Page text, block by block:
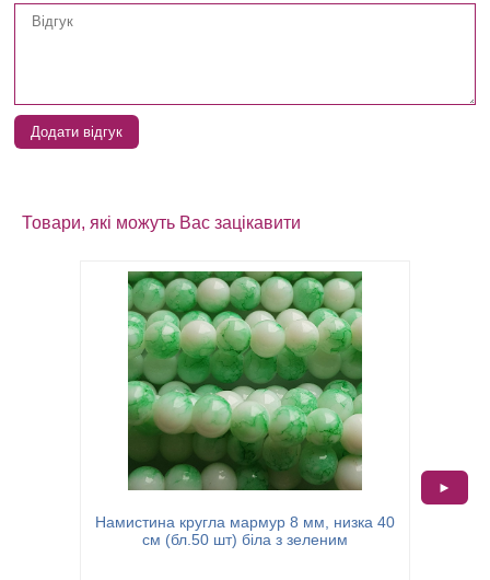
Додати відгук
Товари, які можуть Вас зацікавити
Намистина кругла мармур 8 мм, низка 40
см (бл.50 шт) біла з зеленим
►